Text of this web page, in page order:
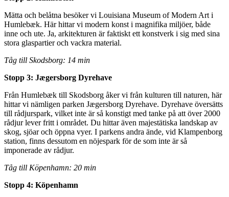
Mätta och belåtna besöker vi Louisiana Museum of Modern Art i
Humlebæk. Här hittar vi modern konst i magnifika miljöer, både
inne och ute. Ja, arkitekturen är faktiskt ett konstverk i sig med sina
stora glaspartier och vackra material.
Tåg till Skodsborg: 14 min
Stopp 3: Jægersborg Dyrehave
Från Humlebæk till Skodsborg åker vi från kulturen till naturen, här
hittar vi nämligen parken Jægersborg Dyrehave. Dyrehave översätts
till rådjurspark, vilket inte är så konstigt med tanke på att över 2000
rådjur lever fritt i området. Du hittar även majestätiska landskap av
skog, sjöar och öppna vyer. I parkens andra ände, vid Klampenborg
station, finns dessutom en nöjespark för de som inte är så
imponerade av rådjur.
Tåg till Köpenhamn: 20 min
Stopp 4: Köpenhamn